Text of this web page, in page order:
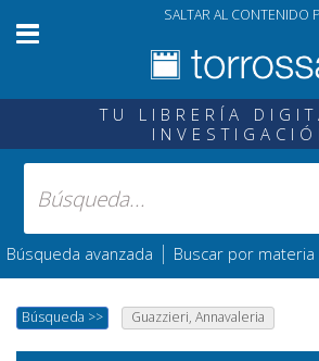
SALTAR AL CONTENIDO
TU LIBRERÍA
Búsqueda avanzada | Buscar por materia
Búsqueda >> Guazzieri, Annavaleria